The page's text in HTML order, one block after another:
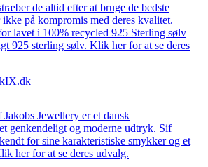
de altid efter at bruge de bedste
ikke på kompromis med deres kvalitet.
lavet i 100% recycled 925 Sterling sølv
925 sterling sølv. Klik her for at se deres
Jewellery er et dansk
genkendeligt og moderne udtryk. Sif
for sine karakteristiske smykker og et
her for at se deres udvalg.